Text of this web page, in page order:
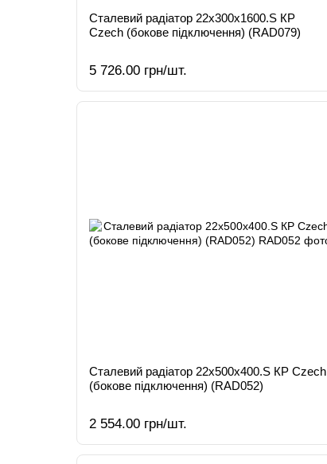
Сталевий радіатор 22х300х1600.S КР
Czech (бокове підключення) (RAD079)
5 726.00 грн/шт.
Сталевий радіатор 22х500х400.S КР Czech
(бокове підключення) (RAD052)
2 554.00 грн/шт.